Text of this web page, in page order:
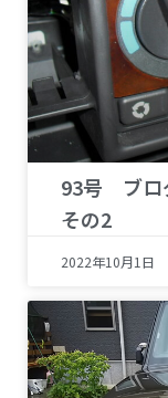
93号 ブロ
その2
2022年10月1日